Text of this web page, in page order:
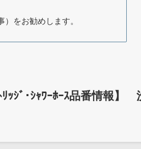
をお勧めします。
ｼﾞ･ｼｬﾜｰﾎｰｽ品番情報】